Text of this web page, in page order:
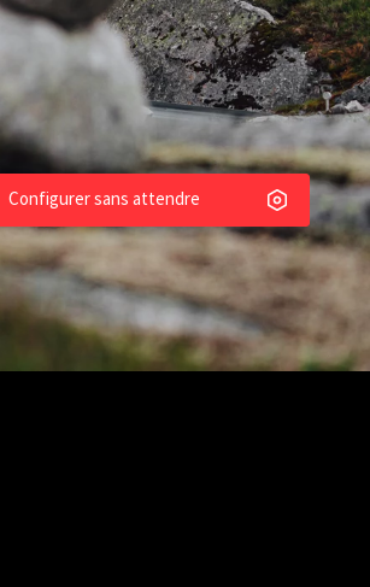
Configurer sans attendre